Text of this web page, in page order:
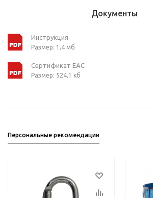
Документы
Инструкция
Размер: 1,4 мб
Сертификат ЕАС
Размер: 524,1 кб
Персональные рекомендации